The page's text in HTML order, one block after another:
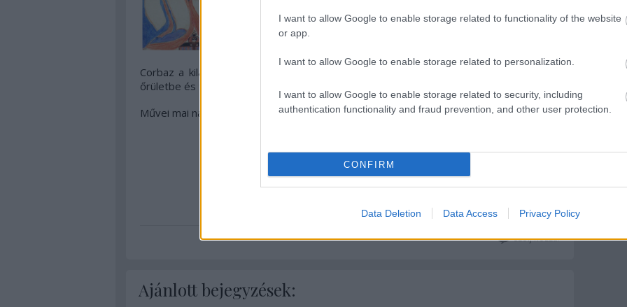
I want to allow Google to enable storage related to functionality of the website
or app.
I want to allow Google to enable storage related to personalization.
I want to allow Google to enable storage related to security, including
authentication functionality and fraud prevention, and other user protection.
CONFIRM
Data Deletion Data Access Privacy Policy
Corbaz a kilátástalan szerelem, az általa kegyetlennek vélt külvilág elől menekült az
őrületbe és teremtett magának egy szép, lovagias, érzelmekkel teli világot.
Művei mai napig láthatók a Collection de l'Art Brut anyagában a svájci Laussane-ban.
modern művészet corbaz
laussane
Szólj hozzá!
Ajánlott bejegyzések: